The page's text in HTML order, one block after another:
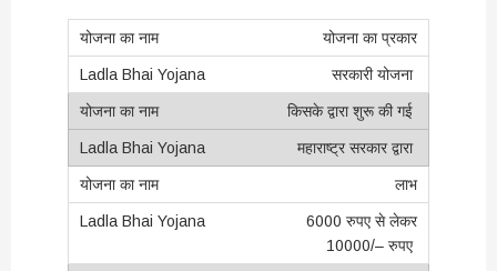
योजना का प्रकार
सरकारी योजना
किसके द्वारा शुरू की गई
महाराष्ट्र सरकार द्वारा
लाभ
6000 रुपए से लेकर
10000/– रुपए